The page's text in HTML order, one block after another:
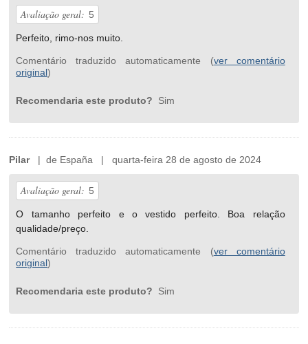
Avaliação geral: 5
Perfeito, rimo-nos muito.
Comentário traduzido automaticamente (ver comentário
original)
Recomendaria este produto? Sim
Pilar| de España | quarta-feira 28 de agosto de 2024
Avaliação geral: 5
O tamanho perfeito e o vestido perfeito. Boa relação
qualidade/preço.
Comentário traduzido automaticamente (ver comentário
original)
Recomendaria este produto? Sim